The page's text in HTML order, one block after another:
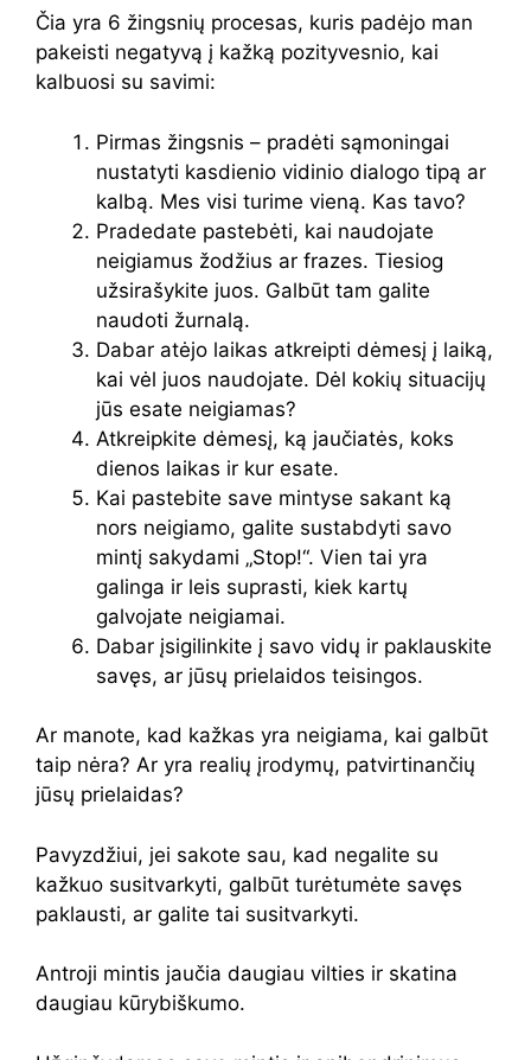
Čia yra 6 žingsnių procesas, kuris padėjo man
pakeisti negatyvą į kažką pozityvesnio, kai
kalbuosi su savimi:
Pirmas žingsnis – pradėti sąmoningai
nustatyti kasdienio vidinio dialogo tipą ar
kalbą. Mes visi turime vieną. Kas tavo?
Pradedate pastebėti, kai naudojate
neigiamus žodžius ar frazes. Tiesiog
užsirašykite juos. Galbūt tam galite
naudoti žurnalą.
Dabar atėjo laikas atkreipti dėmesį į laiką,
kai vėl juos naudojate. Dėl kokių situacijų
jūs esate neigiamas?
Atkreipkite dėmesį, ką jaučiatės, koks
dienos laikas ir kur esate.
Kai pastebite save mintyse sakant ką
nors neigiamo, galite sustabdyti savo
mintį sakydami „Stop!“. Vien tai yra
galinga ir leis suprasti, kiek kartų
galvojate neigiamai.
Dabar įsigilinkite į savo vidų ir paklauskite
savęs, ar jūsų prielaidos teisingos.
Ar manote, kad kažkas yra neigiama, kai galbūt
taip nėra? Ar yra realių įrodymų, patvirtinančių
jūsų prielaidas?
Pavyzdžiui, jei sakote sau, kad negalite su
kažkuo susitvarkyti, galbūt turėtumėte savęs
paklausti, ar galite tai susitvarkyti.
Antroji mintis jaučia daugiau vilties ir skatina
daugiau kūrybiškumo.